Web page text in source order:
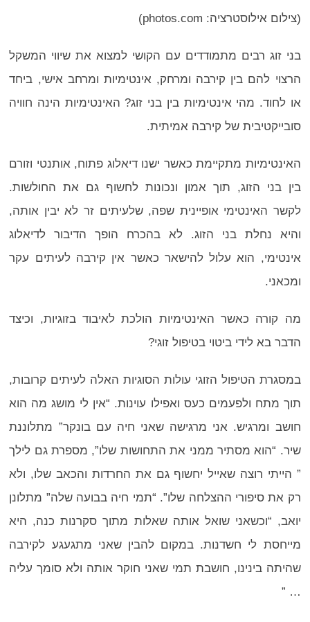
(צילום אילוסטרציה: photos.com)
בני זוג רבים מתמודדים עם הקושי למצוא את שיווי המשקל
הרצוי להם בין קירבה ומרחק, אינטימיות ומרחב אישי, ביחד
או לחוד. מהי אינטימיות בין בני זוג? האינטימיות הינה חוויה
סובייקטיבית של קירבה אמיתית.
האינטימיות מתקיימת כאשר ישנו דיאלוג פתוח, אותנטי וזורם
בין בני הזוג, תוך אמון ונכונות לחשוף גם את החולשות.
לקשר האינטימי אופיינית שפה, שלעיתים זר לא יבין אותה,
והיא נחלת בני הזוג. לא בהכרח הופך הדיבור לדיאלוג
אינטימי, הוא עלול להישאר כאשר אין קירבה לעיתים עקר
ומכאני.
מה קורה כאשר האינטימיות הולכת לאיבוד בזוגיות, וכיצד
הדבר בא לידי ביטוי בטיפול זוגי?
במסגרת הטיפול הזוגי עולות הסוגיות האלה לעיתים קרובות,
תוך מתח ולפעמים כעס ואפילו עוינות. “אין לי מושג מה הוא
חושב ומרגיש. אני מרגישה שאני חיה עם בונקר” מתלוננת
שיר. “הוא מסתיר ממני את התחושות שלו”, מספרת גם לילך
” הייתי רוצה שאייל יחשוף גם את החרדות והכאב שלו, ולא
רק את סיפורי ההצלחה שלו”. “תמי חיה בבועה שלה” מתלונן
יואב, “וכשאני שואל אותה שאלות מתוך סקרנות כנה, היא
מייחסת לי חשדנות. במקום להבין שאני מתגעגע לקירבה
שהיתה בינינו, חושבת תמי שאני חוקר אותה ולא סומך עליה
… ”